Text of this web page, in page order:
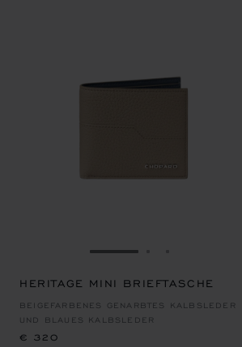
ZUR FOLIE GEHEN 1
HERITAGE MINI BRIEFTASCHE
BEIGEFARBENES GENARBTES KALBSLEDER
UND BLAUES KALBSLEDER
€ 320